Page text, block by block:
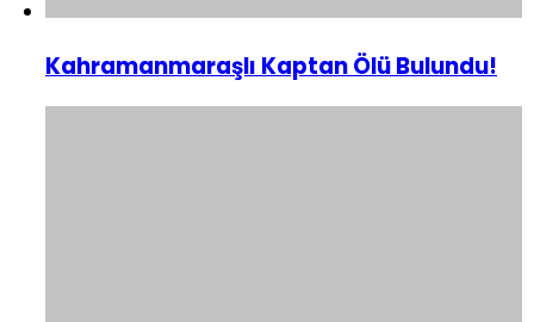
Kahramanmaraşlı Kaptan Ölü Bulundu!